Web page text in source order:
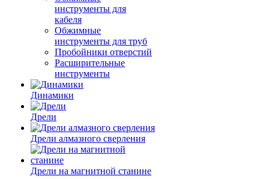
инструменты для
кабеля
Обжимные
инструменты для труб
Пробойники отверстий
Расширительные
инструменты
Динамики
Дрели
Дрели алмазного сверления
Дрели на магнитной станине